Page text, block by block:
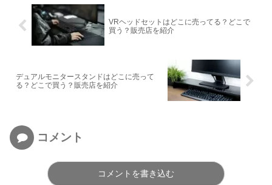
VRヘッドセットはどこに売ってる？どこで
買う？販売店を紹介
デュアルモニタースタンドはどこに売って
る？どこで買う？販売店を紹介
コメント
コメントを書き込む